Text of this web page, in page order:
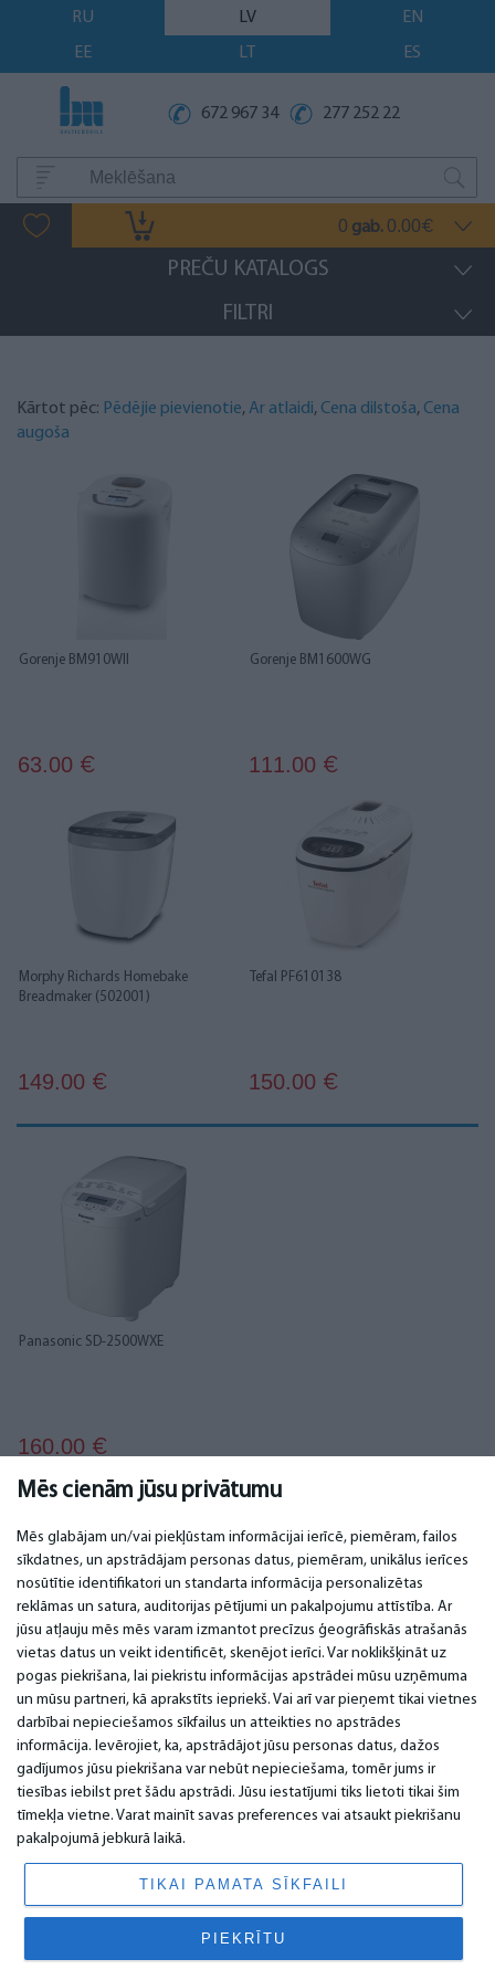
Mēs cienām jūsu privātumu
Mēs glabājam un/vai piekļūstam informācijai ierīcē, piemēram, failos
sīkdatnes, un apstrādājam personas datus, piemēram, unikālus ierīces
nosūtītie identifikatori un standarta informācija personalizētas
reklāmas un satura, auditorijas pētījumi un pakalpojumu attīstība. Ar
jūsu atļauju mēs mēs varam izmantot precīzus ģeogrāfiskās atrašanās
vietas datus un veikt identificēt, skenējot ierīci. Var noklikšķināt uz
pogas piekrišana, lai piekristu informācijas apstrādei mūsu uzņēmuma
un mūsu partneri, kā aprakstīts iepriekš. Vai arī var pieņemt tikai vietnes
darbībai nepieciešamos sīkfailus un atteikties no apstrādes
informācija. Ievērojiet, ka, apstrādājot jūsu personas datus, dažos
gadījumos jūsu piekrišana var nebūt nepieciešama, tomēr jums ir
tiesības iebilst pret šādu apstrādi. Jūsu iestatījumi tiks lietoti tikai šim
tīmekļa vietne. Varat mainīt savas preferences vai atsaukt piekrišanu
pakalpojumā jebkurā laikā.
TIKAI PAMATA SĪKFAILI
PIEKRĪTU
RU LV
EN
EE
LT ES
672 967 34 277 252 22
0 gab. 0.00€
PREČU KATALOGS
FILTRI
Kārtot pēc: Pēdējie pievienotie,Ar atlaidi, Cena dilstoša, Cena
augoša
Gorenje BM910WII
63.00 €
Gorenje BM1600WG
111.00 €
Morphy Richards Homebake
Breadmaker (502001)
149.00 €
Tefal PF610138
150.00 €
Panasonic SD-2500WXE
160.00 €
SVARĪGI
Servisa centri
Garantija
Apmaksa
Lietošanas noteikumi
Privātuma politika
Kontakti
Distances līgums
KONTAKTI
Tel. +371 67296734
Mob. +371 27725222
WhatsApp +371 27725222
Krasta 89, LV-1019
Rīga, Latvija
email: info@bm.lv
© 2026 All Rights Reserved.
www.bm.market